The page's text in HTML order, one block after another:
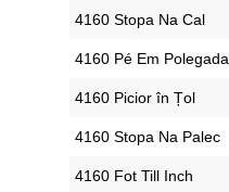
‎4160 Stopa Na Cal
‎4160 Pé Em Polegada
‎4160 Picior în Țol
‎4160 Stopa Na Palec
‎4160 Fot Till Inch